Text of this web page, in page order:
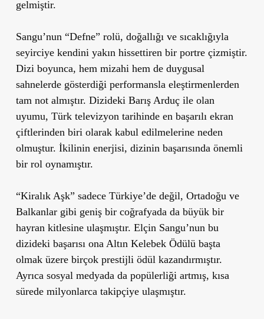
gelmiştir.
Sangu’nun “Defne” rolü, doğallığı ve sıcaklığıyla
seyirciye kendini yakın hissettiren bir portre çizmiştir.
Dizi boyunca, hem mizahi hem de duygusal
sahnelerde gösterdiği performansla eleştirmenlerden
tam not almıştır. Dizideki Barış Arduç ile olan
uyumu, Türk televizyon tarihinde en başarılı ekran
çiftlerinden biri olarak kabul edilmelerine neden
olmuştur. İkilinin enerjisi, dizinin başarısında önemli
bir rol oynamıştır.
“Kiralık Aşk” sadece Türkiye’de değil, Ortadoğu ve
Balkanlar gibi geniş bir coğrafyada da büyük bir
hayran kitlesine ulaşmıştır. Elçin Sangu’nun bu
dizideki başarısı ona Altın Kelebek Ödülü başta
olmak üzere birçok prestijli ödül kazandırmıştır.
Ayrıca sosyal medyada da popülerliği artmış, kısa
sürede milyonlarca takipçiye ulaşmıştır.